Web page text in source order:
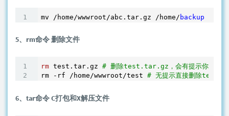
mv /home/wwwroot/abc.tar.gz /home/ backup
5、rm命令 删除文件
rm test.tar.gz # 删除test.tar.gz，会有提示你确认
rm -rf /home/wwwroot/test # 无提示直接删除test目
6、tar命令 C打包和X解压文件